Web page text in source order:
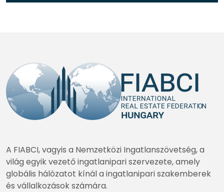
A FIABCI, vagyis a Nemzetközi Ingatlanszövetség, a
világ egyik vezető ingatlanipari szervezete, amely
globális hálózatot kínál a ingatlanipari szakemberek
és vállalkozások számára.